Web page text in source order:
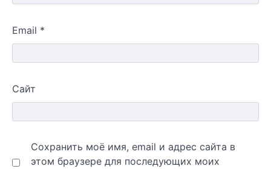
Email *
Сайт
Сохранить моё имя, email и адрес сайта в
этом браузере для последующих моих